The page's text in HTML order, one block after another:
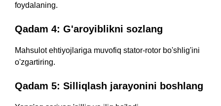
foydalaning.
Qadam 4: G'aroyiblikni sozlang
Mahsulot ehtiyojlariga muvofiq stator-rotor bo'shlig'ini
o'zgartiring.
Qadam 5: Silliqlash jarayonini boshlang